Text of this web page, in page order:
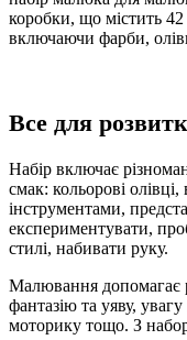
коробки, що містить
включаючи фарби,
Все для
Набір включає
смак: кольорові
інструментами,
експериментувати,
стилі, набивати руку.
Малювання допомагає
фантазію та уяву,
моторику тощо. З